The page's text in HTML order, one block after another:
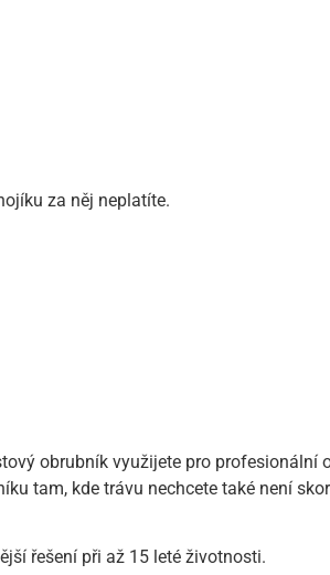
za něj neplatíte.
obrubník využijete pro profesionální
tam, kde trávu nechcete také není
řešení při až 15 leté životnosti.